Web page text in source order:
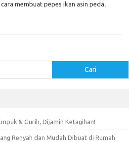
cara membuat pepes ikan asin peda ,
Cari
& Gurih, Dijamin Ketagihan!
Renyah dan Mudah Dibuat di Rumah